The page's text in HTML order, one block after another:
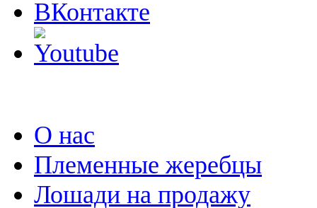
О нас
Племенные жеребцы
Лошади на продажу